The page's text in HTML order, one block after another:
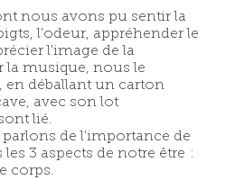
nous avons pu sentir la
l’odeur, appréhender le
l’image de la
la musique, nous le
déballant un carton
avec son lot
lié.
de l’importance de
3 aspects de notre être :
corps.